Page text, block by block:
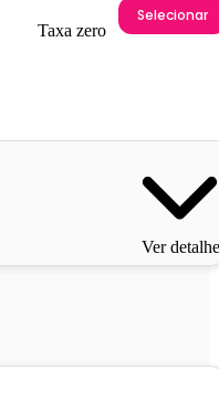
Taxa zero
Selecionar
Ver